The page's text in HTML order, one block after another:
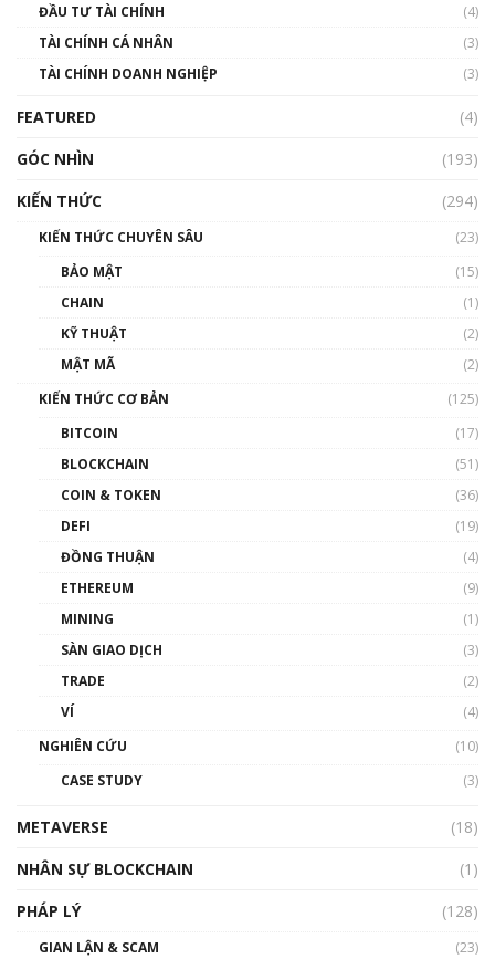
00:02:14
Nhìn lại năm 2022: Những sự kiện ảnh hưởng
đến hệ sinh thái tiền mã hoá | Phổ cập
00:43:47
như thể nào?
00:39:31
Phổ cập Blockchain
thống & Crypto qua các cuộc chiến | Phổ cập
01:32:59
gió ấm
ĐẦU TƯ TÀI CHÍNH
(4)
TÀI CHÍNH CÁ NHÂN
(3)
TÀI CHÍNH DOANH NGHIỆP
(3)
FEATURED
(4)
GÓC NHÌN
(193)
KIẾN THỨC
(294)
KIẾN THỨC CHUYÊN SÂU
(23)
BẢO MẬT
(15)
CHAIN
(1)
KỸ THUẬT
(2)
MẬT MÃ
(2)
KIẾN THỨC CƠ BẢN
(125)
BITCOIN
(17)
BLOCKCHAIN
(51)
COIN & TOKEN
(36)
DEFI
(19)
ĐỒNG THUẬN
(4)
ETHEREUM
(9)
MINING
(1)
SÀN GIAO DỊCH
(3)
TRADE
(2)
VÍ
(4)
NGHIÊN CỨU
(10)
CASE STUDY
(3)
METAVERSE
(18)
NHÂN SỰ BLOCKCHAIN
(1)
PHÁP LÝ
(128)
GIAN LẬN & SCAM
(23)